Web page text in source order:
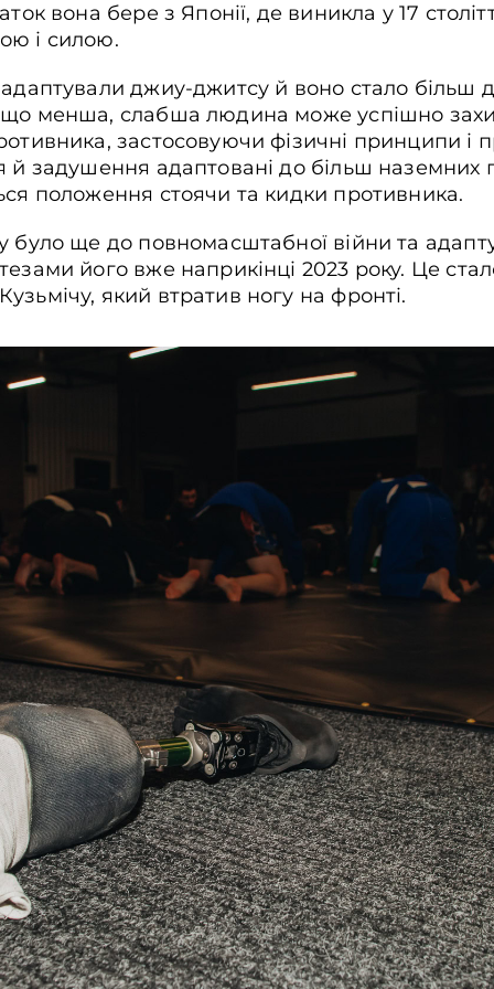
вона бере з Японії, де виникла у 17
і силою.
джиу-джитсу й воно стало більш
менша, слабша людина може успішно
застосовуючи фізичні принципи і
й задушення адаптовані до більш наземних
положення стоячи та кидки противника.
було ще до повномасштабної війни та
його вже наприкінці 2023 року. Це
який втратив ногу на фронті.